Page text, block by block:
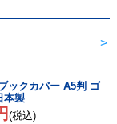
>
ックカバー A5判 ゴ
本製
(税込)